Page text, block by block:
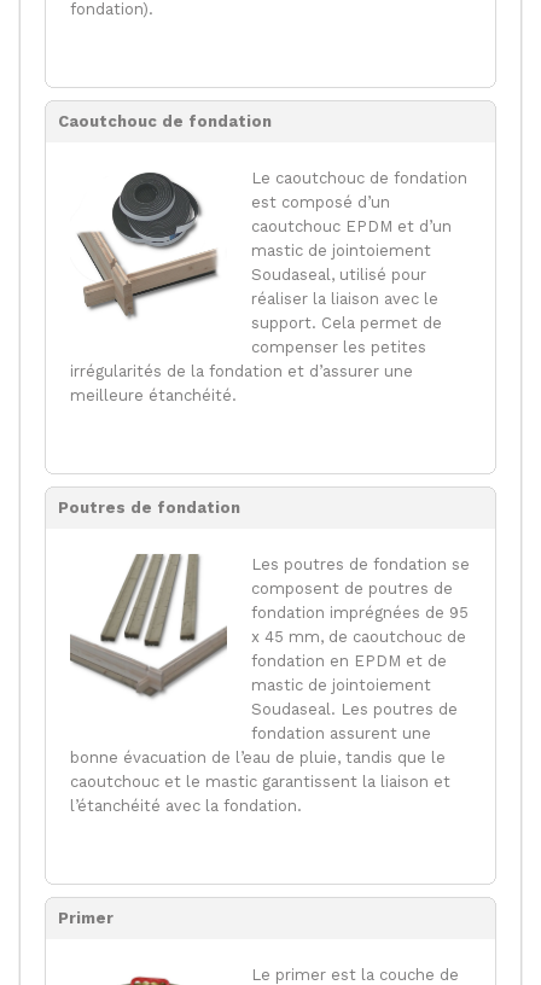
fondation).
Caoutchouc de fondation
Le caoutchouc de fondation
est composé d’un
caoutchouc EPDM et d’un
mastic de jointoiement
Soudaseal, utilisé pour
réaliser la liaison avec le
support. Cela permet de
compenser les petites
irrégularités de la fondation et d’assurer une
meilleure étanchéité.
Poutres de fondation
Les poutres de fondation se
composent de poutres de
fondation imprégnées de 95
x 45 mm, de caoutchouc de
fondation en EPDM et de
mastic de jointoiement
Soudaseal. Les poutres de
fondation assurent une
bonne évacuation de l’eau de pluie, tandis que le
caoutchouc et le mastic garantissent la liaison et
l’étanchéité avec la fondation.
Primer
Le primer est la couche de